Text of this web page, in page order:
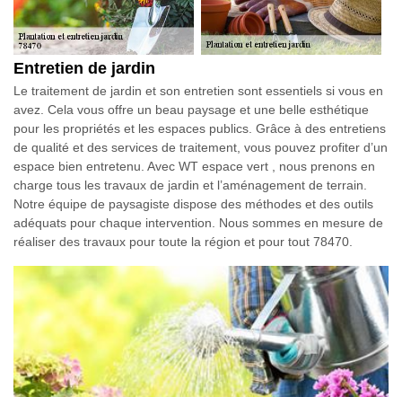
Entretien de jardin
Le traitement de jardin et son entretien sont essentiels si vous en
avez. Cela vous offre un beau paysage et une belle esthétique
pour les propriétés et les espaces publics. Grâce à des entretiens
de qualité et des services de traitement, vous pouvez profiter d’un
espace bien entretenu. Avec WT espace vert , nous prenons en
charge tous les travaux de jardin et l’aménagement de terrain.
Notre équipe de paysagiste dispose des méthodes et des outils
adéquats pour chaque intervention. Nous sommes en mesure de
réaliser des travaux pour toute la région et pour tout 78470.